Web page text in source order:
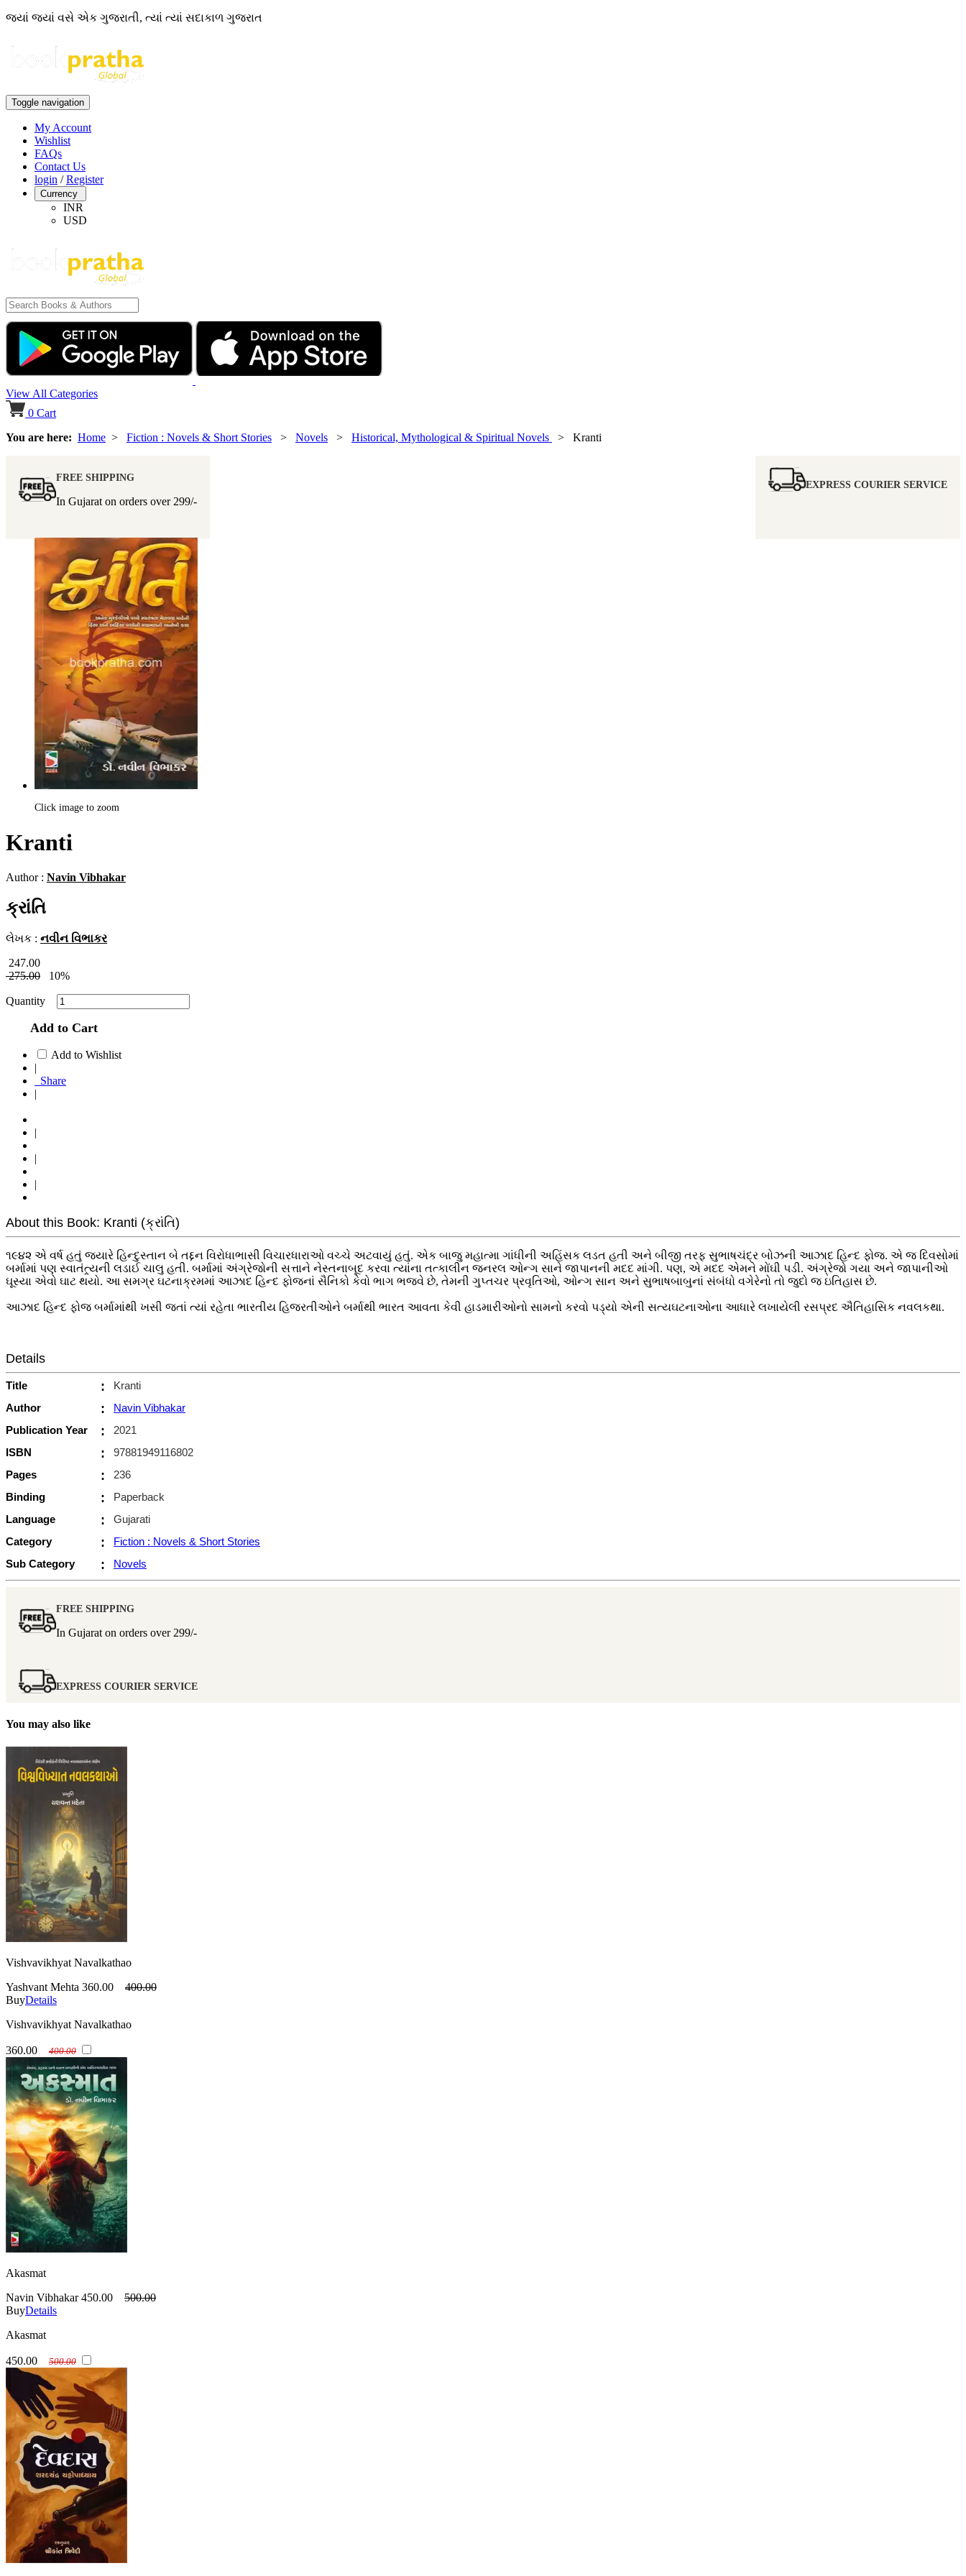
જ્યાં જ્યાં વસે એક ગુજરાતી, ત્યાં ત્યાં સદાકાળ ગુજરાત
Toggle navigation
My Account
Wishlist
FAQs
Contact Us
login /Register
Currency
INR
USD
View All Categories
0 Cart
You are here: Home > Fiction : Novels & Short Stories > Novels > Historical, Mythological & Spiritual Novels > Kranti
FREE SHIPPING
In Gujarat on orders over 299/-
EXPRESS COURIER SERVICE
Click image to zoom
Kranti
Author : Navin Vibhakar
ક્રાંતિ
લેખક : નવીન વિભાકર
247.00
275.00
10%
Quantity
Add to Cart
Add to Wishlist
|
Share
|
|
|
|
About this Book: Kranti (ક્રાંતિ)
૧૯૪૨ એ વર્ષ હતું જયારે હિન્દુસ્તાન બે તદ્દન વિરોધાભાસી વિચારધારાઓ વચ્ચે અટવાયું હતું. એક બાજુ મહાત્મા ગાંધીની અહિંસક લડત હતી અને બીજી તરફ સુભાષચંદ્ર બોઝની આઝાદ હિન્દ ફોજ. એ જ દિવસોમાં
બર્મામાં પણ સ્વાતંત્ર્યની લડાઈ ચાલુ હતી. બર્મામાં અંગ્રેજોની સત્તાને નેસ્તનાબૂદ કરવા ત્યાંના તત્કાલીન જનરલ ઓન્ગ સાને જાપાનની મદદ માંગી. પણ, એ મદદ એમને મોંઘી પડી. અંગ્રેજો ગયા અને જાપાનીઓ
ઘૂસ્યા એવો ઘાટ થયો. આ સમગ્ર ઘટનાક્રમમાં આઝાદ હિન્દ ફોજનાં સૈનિકો કેવો ભાગ ભજવે છે, તેમની ગુપ્તચર પ્રવૃતિઓ, ઓન્ગ સાન અને સુભાષબાબુનાં સંબંધો વગેરેનો તો જુદો જ ઇતિહાસ છે.
આઝાદ હિન્દ ફોજ બર્મામાંથી ખસી જતાં ત્યાં રહેતા ભારતીય હિજરતીઓને બર્માથી ભારત આવતા કેવી હાડમારીઓનો સામનો કરવો પડ્યો એની સત્યઘટનાઓના આધારે લખાયેલી રસપ્રદ ઐતિહાસિક નવલકથા.
Details
Title :
Kranti
Author
:
Navin Vibhakar
Publication Year
:
2021
ISBN
:
97881949116802
Pages
:
236
Binding
:
Paperback
Language
:
Gujarati
Category
:
Fiction : Novels & Short Stories
Sub Category
: Novels
FREE SHIPPING
In Gujarat on orders over 299/-
EXPRESS COURIER SERVICE
You may also like
Vishvavikhyat Navalkathao
Yashvant Mehta 360.00
400.00
BuyDetails
Vishvavikhyat Navalkathao
360.00 400.00
Akasmat
Navin Vibhakar 450.00
500.00
BuyDetails
Akasmat
450.00 500.00